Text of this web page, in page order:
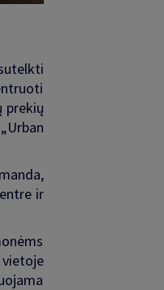
prekių
ir